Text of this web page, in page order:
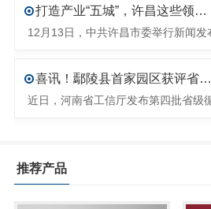
打造产业“五城”，许昌这些领域将迎来大发展！
喜讯！鄢陵县首家园区获评省级循环再生工业园
推荐产品